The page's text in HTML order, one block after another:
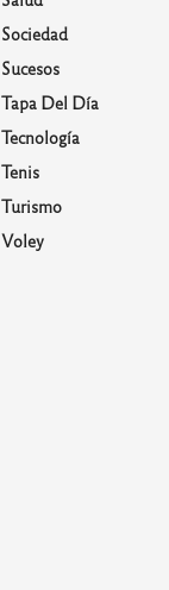
Sociedad
Sucesos
Tapa Del Día
Tecnología
Tenis
Turismo
Voley